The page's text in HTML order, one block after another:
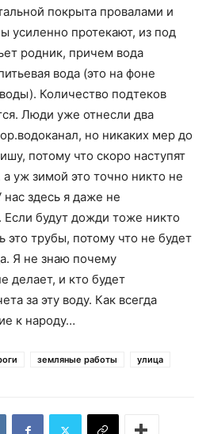
покрыта провалами и
усиленно протекают, из под
родник, причем вода
вода (это на фоне
Количество подтеков
Люди уже отнесли два
но никаких мер до
потому что скоро наступят
уж зимой это точно никто не
здесь я даже не
Если будут дожди тоже никто
это трубы, потому что не будет
Я не знаю почему
делает, и кто будет
за эту воду. Как всегда
к народу…
земляные работы улица